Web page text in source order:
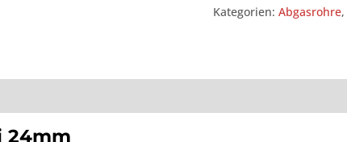
Kategorien: Abgasrohre,
24mm